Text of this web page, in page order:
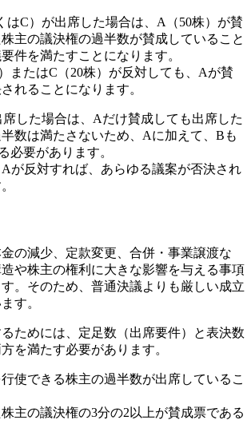
はC）が出席した場合は、A（50株）が賛
主の議決権の過半数が賛成していること
件を満たすことになります。
またはC（20株）が反対しても、Aが賛
れることになります。
した場合は、Aだけ賛成しても出席した
数は満たさないため、Aに加えて、Bも
必要があります。
が反対すれば、あらゆる議案が否決され
の減少、定款変更、合併・事業譲渡な
や株主の権利に大きな影響を与える事項
。そのため、普通決議よりも厳しい成立
す。
ためには、定足数（出席要件）と表決数
を満たす必要があります。
使できる株主の過半数が出席しているこ
主の議決権の3分の2以上が賛成票である